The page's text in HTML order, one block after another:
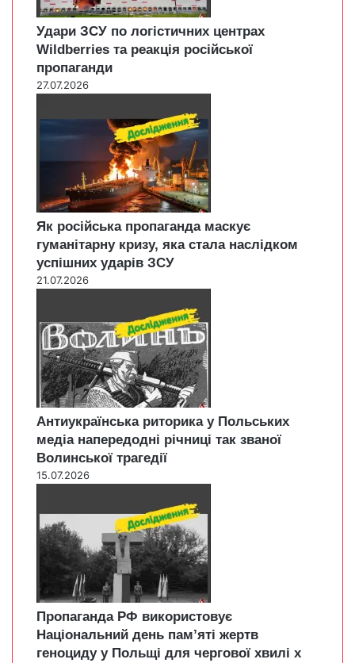
Удари ЗСУ по логістичних центрах
Wildberries та реакція російської
пропаганди
27.07.2026
Як російська пропаганда маскує
гуманітарну кризу, яка стала наслідком
успішних ударів ЗСУ
21.07.2026
Антиукраїнська риторика у Польських
медіа напередодні річниці так званої
Волинської трагедії
15.07.2026
Пропаганда РФ використовує
Національний день пам’яті жертв
геноциду у Польщі для чергової хвилі х